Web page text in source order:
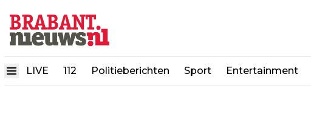
LIVE 112 Politieberichten Sport Entertainment